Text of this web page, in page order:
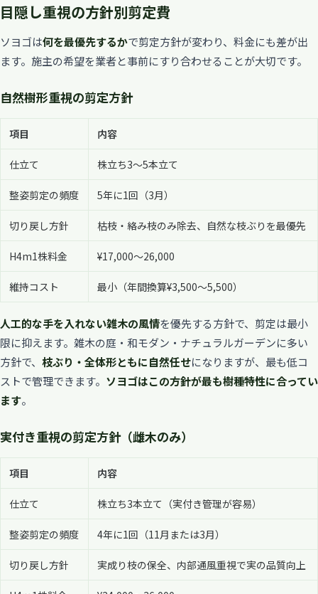
目隠し重視の方針別剪定費
ソヨゴは何を最優先するかで剪定方針が変わり、料金にも差が出
ます。施主の希望を業者と事前にすり合わせることが大切です。
自然樹形重視の剪定方針
項目 内容
仕立て 株立ち3〜5本立て
整姿剪定の頻度 5年に1回（3月）
切り戻し方針 枯枝・絡み枝のみ除去、自然な枝ぶりを最優先
H4m1株料金 ¥17,000〜26,000
維持コスト 最小（年間換算¥3,500〜5,500）
人工的な手を入れない雑木の風情を優先する方針で、剪定は最小
限に抑えます。雑木の庭・和モダン・ナチュラルガーデンに多い
方針で、 枝ぶり・全体形ともに自然任せになりますが、最も低コ
ストで管理できます。 ソヨゴはこの方針が最も樹種特性に合ってい
ます。
実付き重視の剪定方針（雌木のみ）
項目 内容
仕立て 株立ち3本立て（実付き管理が容易）
整姿剪定の頻度 4年に1回（11月または3月）
切り戻し方針 実成り枝の保全、内部通風重視で実の品質向上